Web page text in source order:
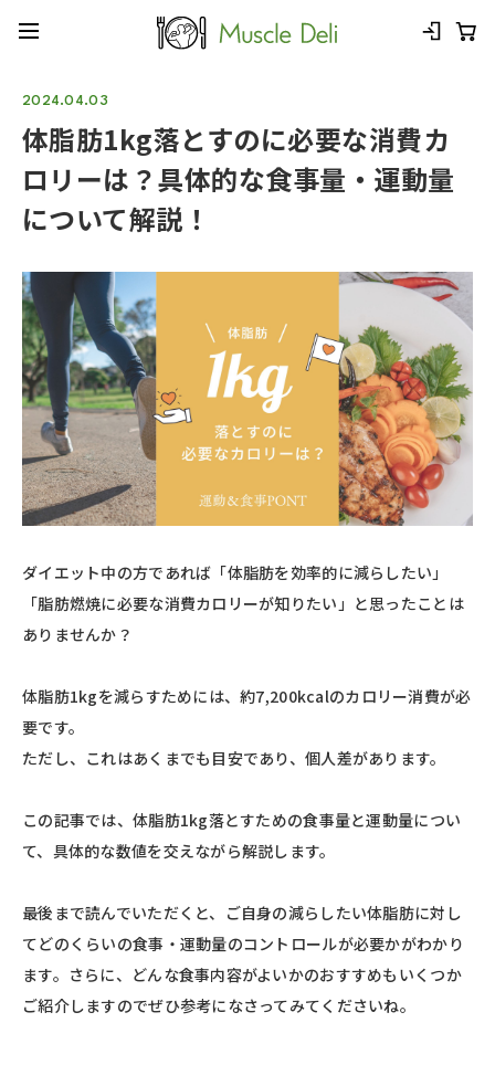
2024.04.03
体脂肪1kg落とすのに必要な消費カ
ロリーは？具体的な食事量・運動量
について解説！
ダイエット中の方であれば「体脂肪を効率的に減らしたい」
「脂肪燃焼に必要な消費カロリーが知りたい」と思ったことは
ありませんか？
体脂肪1kgを減らすためには、約7,200kcalのカロリー消費が必
要です。
ただし、これはあくまでも目安であり、個人差があります。
この記事では、体脂肪1kg落とすための食事量と運動量につい
て、具体的な数値を交えながら解説します。
最後まで読んでいただくと、ご自身の減らしたい体脂肪に対し
てどのくらいの食事・運動量のコントロールが必要かがわかり
ます。さらに、どんな食事内容がよいかのおすすめもいくつか
ご紹介しますのでぜひ参考になさってみてくださいね。